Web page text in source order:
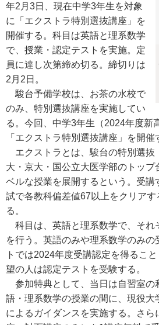
年2月3日、現在中学3年生を対象
に「エクストラ特別選抜講座」を
開催する。科目は英語と理系数学
で、授業・認定テストを実施。定
員に達し次第締め切る。締切りは
2月2日。
駿台予備学校は、お茶の水校で
のみ、特別選抜講座を実施してい
る。今回、中学3年生（2024年度新
「エクストラ特別選抜講座」を開催
エクストラとは、駿台の特別選抜
大・京大・国公立大医学部のトップ
ベルな授業を展開するという。受講
試で各教科偏差値67以上をクリア
る。
科目は、英語と理系数学で、それ
を行う。英語のみや理系数学のみの
トでは2024年度受講認定を得るこ
望の人は認定テストを受験する。
参加特典として、当日は自習室の
語・理系数学の授業の間に、現役大
によるガイダンスを実施する。さ